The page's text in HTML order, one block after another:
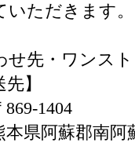
ただきます。
せ先・ワンス
】
1404
阿蘇郡南阿